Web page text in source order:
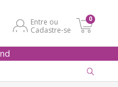
Entre ou
Cadastre-se
0